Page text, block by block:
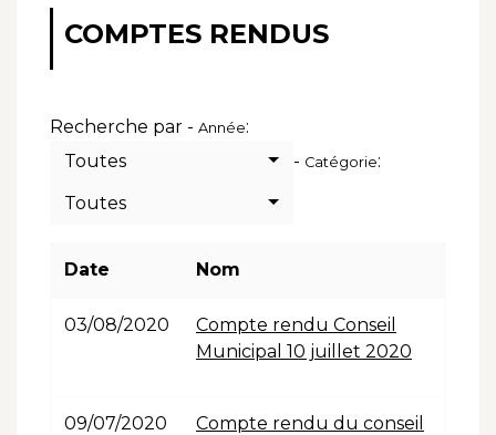
COMPTES RENDUS
Recherche par - Année:
Toutes
- Catégorie:
Toutes
Date Nom
03/08/2020
Compte rendu Conseil
Municipal 10 juillet 2020
09/07/2020
Compte rendu du conseil